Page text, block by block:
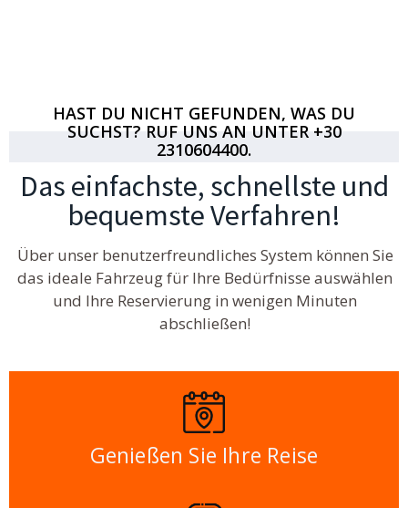
HAST DU NICHT GEFUNDEN, WAS DU
SUCHST? RUF UNS AN UNTER +30
2310604400.
Das einfachste, schnellste und
bequemste Verfahren!
Über unser benutzerfreundliches System können Sie
das ideale Fahrzeug für Ihre Bedürfnisse auswählen
und Ihre Reservierung in wenigen Minuten
abschließen!
Genießen Sie Ihre Reise